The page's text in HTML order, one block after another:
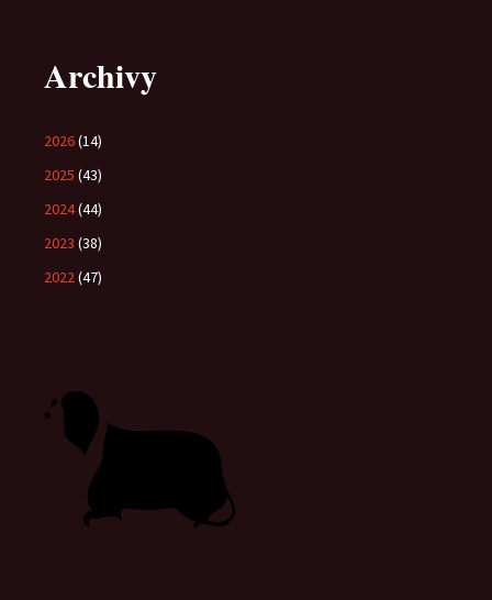
Archivy
2026(14)
2025 (43)
2024(44)
2023 (38)
2022(47)